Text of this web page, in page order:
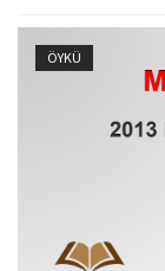
ÖYKÜ